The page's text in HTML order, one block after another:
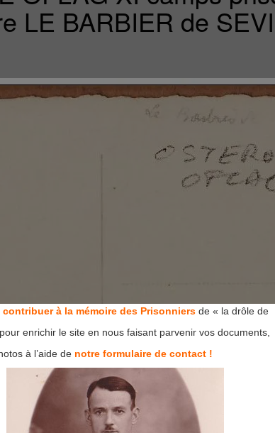
LE BARBIER de
contribuer à la mémoire des Prisonniers de « la drôle de
enrichir le site en nous faisant parvenir vos documents,
à l’aide de notre formulaire de contact !